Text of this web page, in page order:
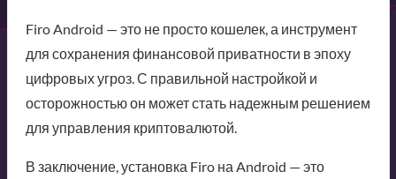
Firo Android — это не просто кошелек, а инструмент
для сохранения финансовой приватности в эпоху
цифровых угроз. С правильной настройкой и
осторожностью он может стать надежным решением
для управления криптовалютой.
В заключение, установка Firo на Android — это